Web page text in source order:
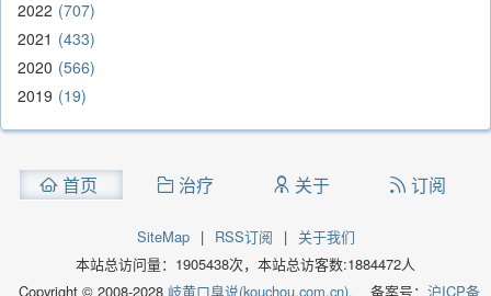
2022 707
2021
433
2020 566
2019 19
首页 治疗 关于 订阅
SiteMap | RSS订阅 |
关于我们
本站总访问量： 1905438次，本站总访客数:1884472人
Copyright © 2008-2028 岐黄口臭说(kouchou.com.cn). 备案号： 沪ICP备